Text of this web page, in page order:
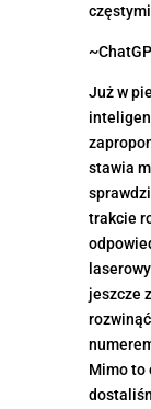
Już w
stawia
trakcie
jeszcze
Mimo to